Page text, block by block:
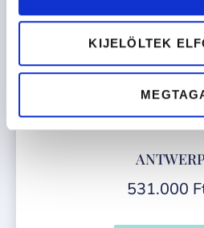
KIJELÖLTEK
531.000